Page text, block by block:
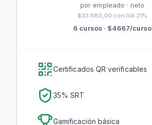
por empleado · neto
$33.880,00 con IVA 21%
6 cursos · $4667/curso
Certificados QR verificables
35% SRT
Gamificación básica